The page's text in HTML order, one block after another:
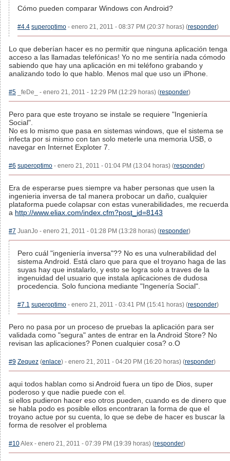
Cómo pueden comparar Windows con Android?
#4.4 superoptimo - enero 21, 2011 - 08:37 PM (20:37 horas) (responder)
Lo que deberían hacer es no permitir que ninguna aplicación tenga
acceso a las llamadas telefónicas! Yo no me sentiría nada cómodo
sabiendo que hay una aplicación en mi teléfono grabando y
analizando todo lo que hablo. Menos mal que uso un iPhone.
#5 _feDe_ - enero 21, 2011 - 12:29 PM (12:29 horas) (responder)
Pero para que este troyano se instale se requiere "Ingeniería
Social".
No es lo mismo que pasa en sistemas windows, que el sistema se
infecta por si mismo con tan solo meterle una memoria USB, o
navegar en Internet Exploter 7.
#6 superoptimo - enero 21, 2011 - 01:04 PM (13:04 horas) (responder)
Era de esperarse pues siempre va haber personas que usen la
ingenieria inversa de tal manera probocar un daño, cualquier
plataforma puede colapsar con estas vunerabilidades, me recuerda
a http://www.eliax.com/index.cfm?post_id=8143
#7 JuanJo - enero 21, 2011 - 01:28 PM (13:28 horas) (responder)
Pero cuál "ingeniería inversa"?? No es una vulnerabilidad del
sistema Android. Está claro que para que el troyano haga de las
suyas hay que instalarlo, y esto se logra solo a traves de la
ingenuidad del usuario que instala aplicaciones de dudosa
procedencia. Solo funciona mediante "Ingenería Social".
#7.1 superoptimo - enero 21, 2011 - 03:41 PM (15:41 horas) (responder)
Pero no pasa por un proceso de pruebas la aplicación para ser
validada como "segura" antes de entrar en la Android Store? No
revisan las aplicaciones? Ponen cualquier cosa? o.O
#9 Zequez (enlace) - enero 21, 2011 - 04:20 PM (16:20 horas) (responder)
aqui todos hablan como si Android fuera un tipo de Dios, super
poderoso y que nadie puede con el.
si ellos pudieron hacer eso otros pueden, cuando es de dinero que
se habla podo es posible ellos encontraran la forma de que el
troyano actue por su cuenta, lo que se debe de hacer es buscar la
forma de resolver el problema
#10Alex - enero 21, 2011 - 07:39 PM (19:39 horas) (responder)